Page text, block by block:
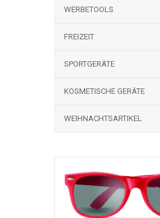
WERBETOOLS
FREIZEIT
SPORTGERÄTE
KOSMETISCHE GERÄTE
WEIHNACHTSARTIKEL